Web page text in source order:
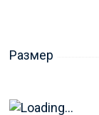
Размер